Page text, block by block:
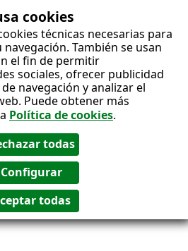
cookies
técnicas necesarias para
También se usan
el fin de permitir
sociales, ofrecer publicidad
navegación y analizar el
Puede obtener más
Política de cookies.